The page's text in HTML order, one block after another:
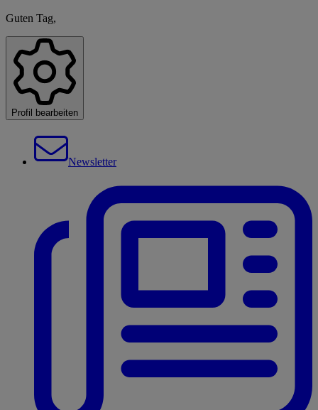
Guten Tag,
Profil bearbeiten
Newsletter